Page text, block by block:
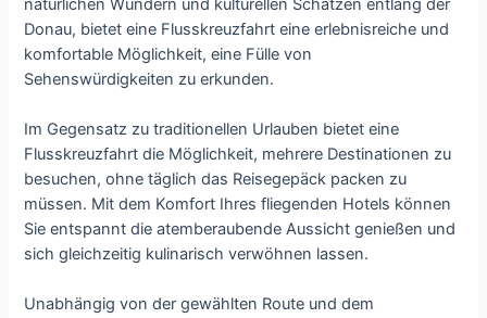
natürlichen Wundern und kulturellen Schätzen entlang der
Donau, bietet eine Flusskreuzfahrt eine erlebnisreiche und
komfortable Möglichkeit, eine Fülle von
Sehenswürdigkeiten zu erkunden.
Im Gegensatz zu traditionellen Urlauben bietet eine
Flusskreuzfahrt die Möglichkeit, mehrere Destinationen zu
besuchen, ohne täglich das Reisegepäck packen zu
müssen. Mit dem Komfort Ihres fliegenden Hotels können
Sie entspannt die atemberaubende Aussicht genießen und
sich gleichzeitig kulinarisch verwöhnen lassen.
Unabhängig von der gewählten Route und dem